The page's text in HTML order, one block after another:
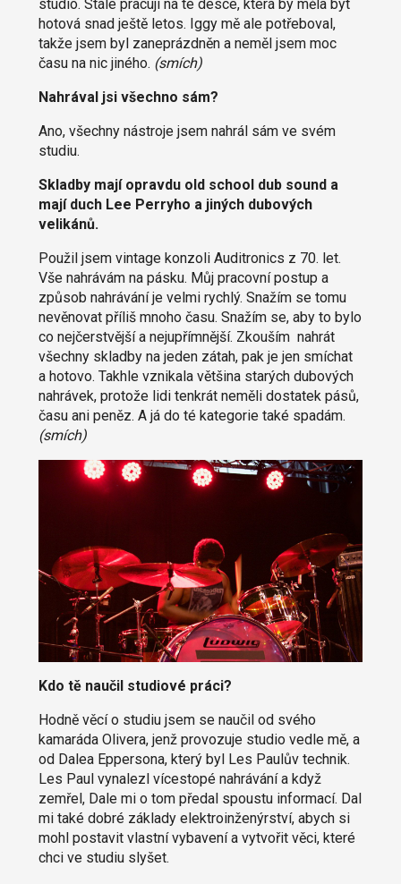
studio. Stále pracuji na té desce, která by měla být
hotová snad ještě letos. Iggy mě ale potřeboval,
takže jsem byl zaneprázdněn a neměl jsem moc
času na nic jiného. (smích)
Nahrával jsi všechno sám?
Ano, všechny nástroje jsem nahrál sám ve svém
studiu.
Skladby mají opravdu old school dub sound a
mají duch Lee Perryho a jiných dubových
velikánů.
Použil jsem vintage konzoli Auditronics z 70. let.
Vše nahrávám na pásku. Můj pracovní postup a
způsob nahrávání je velmi rychlý. Snažím se tomu
nevěnovat příliš mnoho času. Snažím se, aby to bylo
co nejčerstvější a nejupřímnější. Zkouším nahrát
všechny skladby na jeden zátah, pak je jen smíchat
a hotovo. Takhle vznikala většina starých dubových
nahrávek, protože lidi tenkrát neměli dostatek pásů,
času ani peněz. A já do té kategorie také spadám.
(smích)
Kdo tě naučil studiové práci?
Hodně věcí o studiu jsem se naučil od svého
kamaráda Olivera, jenž provozuje studio vedle mě, a
od Dalea Eppersona, který byl Les Paulův technik.
Les Paul vynalezl vícestopé nahrávání a když
zemřel, Dale mi o tom předal spoustu informací. Dal
mi také dobré základy elektroinženýrství, abych si
mohl postavit vlastní vybavení a vytvořit věci, které
chci ve studiu slyšet.